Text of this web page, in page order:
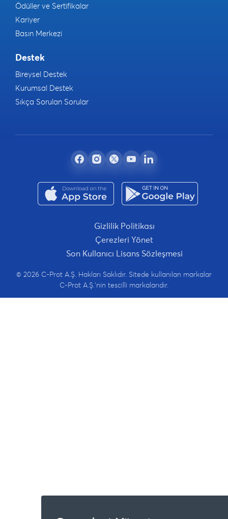
Ödüller ve Sertifikalar
Kariyer
Basın Merkezi
Destek
Bireysel Destek
Kurumsal Destek
Sıkça Sorulan Sorular
Gizlilik Politikası
Çerezleri Yönet
Son Kullanıcı Lisans Sözleşmesi
© 2026 C-Prot A.Ş. Hakları Saklıdır. Sitede kullanılan markalar
C-Prot A.Ş.'nin tescilli markalarıdır.